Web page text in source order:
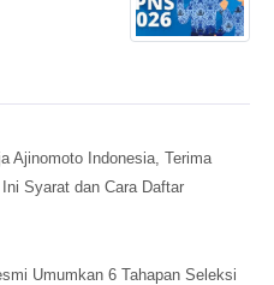
Ajinomoto Indonesia, Terima
Ini Syarat dan Cara Daftar
Umumkan 6 Tahapan Seleksi